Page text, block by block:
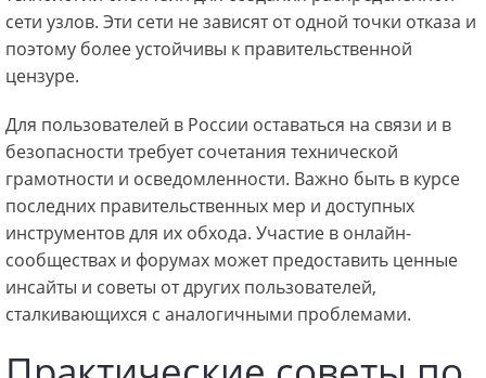
сети узлов. Эти сети не зависят от одной точки отказа и
поэтому более устойчивы к правительственной
цензуре.
Для пользователей в России оставаться на связи и в
безопасности требует сочетания технической
грамотности и осведомленности. Важно быть в курсе
последних правительственных мер и доступных
инструментов для их обхода. Участие в онлайн-
сообществах и форумах может предоставить ценные
инсайты и советы от других пользователей,
сталкивающихся с аналогичными проблемами.